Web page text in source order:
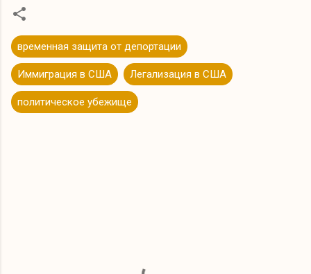
временная защита от депортации
Иммиграция в США Легализация в США
политическое убежище